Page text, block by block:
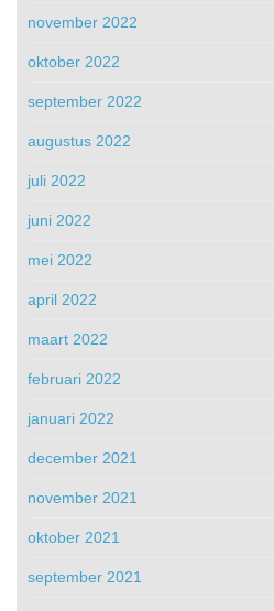
november 2022
oktober 2022
september 2022
augustus 2022
juli 2022
juni 2022
mei 2022
april 2022
maart 2022
februari 2022
januari 2022
december 2021
november 2021
oktober 2021
september 2021